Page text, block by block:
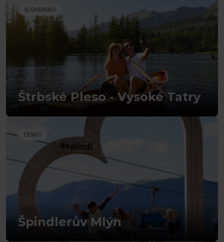
SLOVENSKO
Štrbské Pleso - Vysoké Tatry
ČESKO
Špindlerův Mlýn